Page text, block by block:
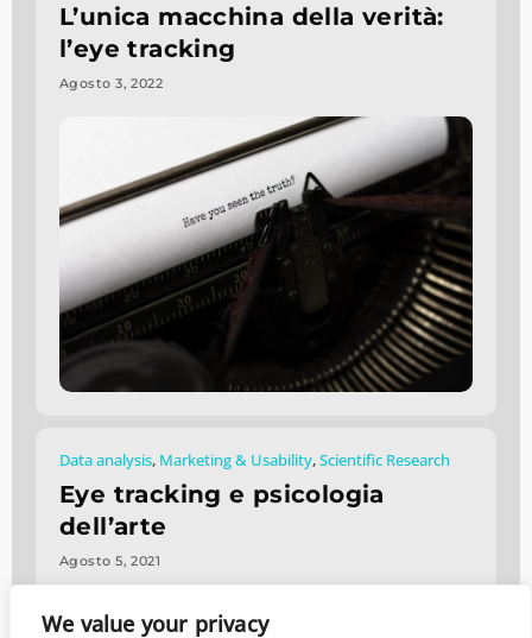
We value your privacy
L’unica macchina della verità:
l’eye tracking
Agosto 3, 2022
Data analysis, Marketing & Usability,Scientific Research
Eye tracking e psicologia
dell’arte
Agosto 5, 2021